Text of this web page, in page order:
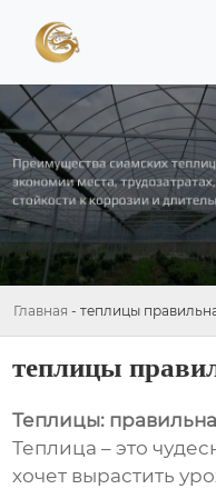
Главная - теплицы
теплицы
Теплицы:
Теплица – это
хочет вырастить